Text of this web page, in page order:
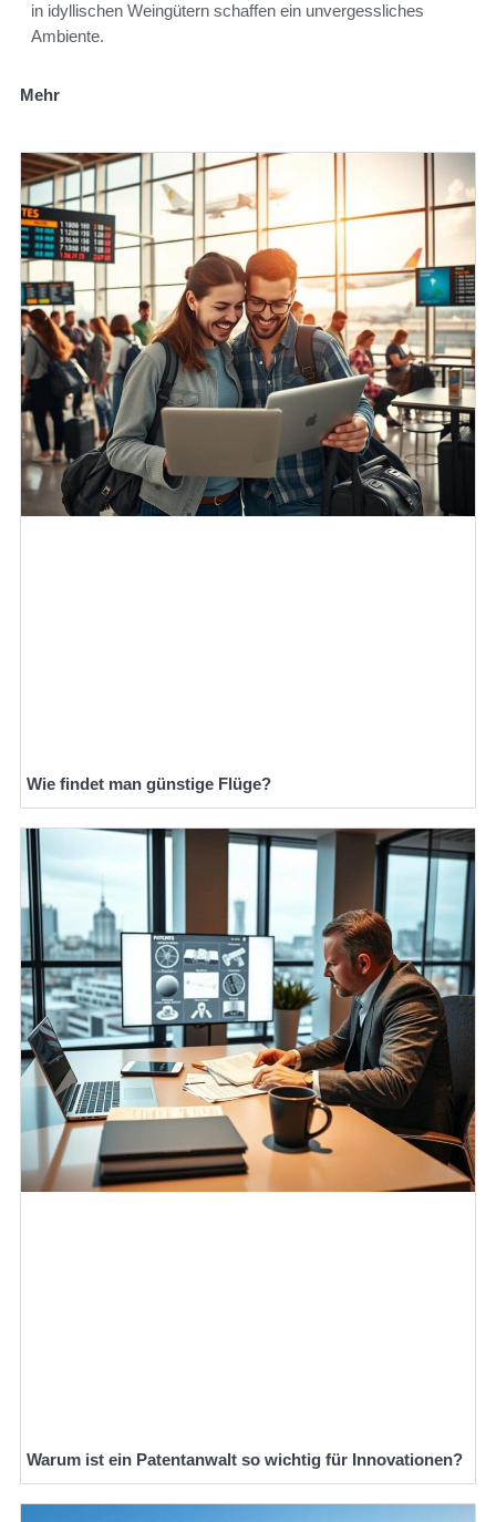
in idyllischen Weingütern schaffen ein unvergessliches
Ambiente.
Mehr
Wie findet man günstige Flüge?
Warum ist ein Patentanwalt so wichtig für Innovationen?